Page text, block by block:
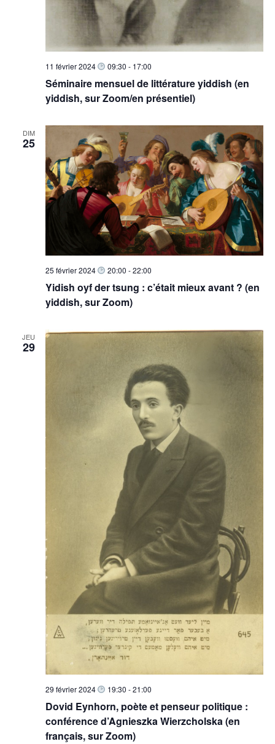
Séminaire mensuel de littérature yiddish (en
yiddish, sur Zoom/en présentiel)
11 février 2024 09:30 - 17:00
DIM
25
Yidish oyf der tsung : c’était mieux avant ? (en
yiddish, sur Zoom)
25 février 2024 20:00 -22:00
JEU
29
Dovid Eynhorn, poète et penseur politique :
conférence d’Agnieszka Wierzcholska (en
français, sur Zoom)
29 février 2024 19:30 -21:00